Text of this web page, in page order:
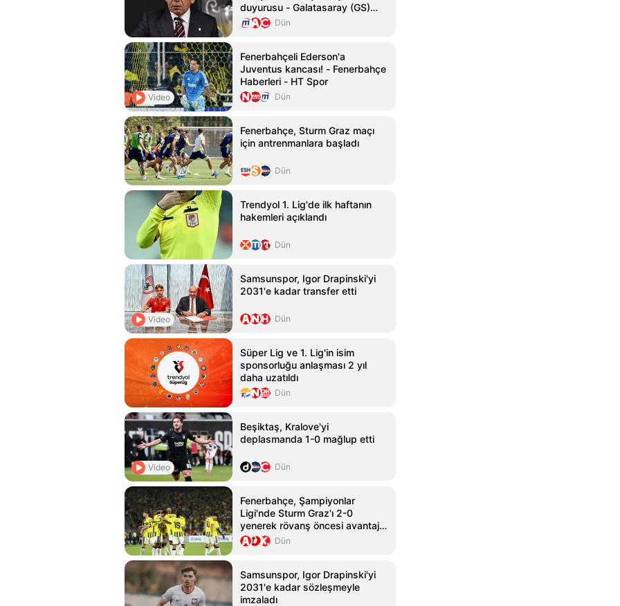
duyurusu - Galatasaray (GS)
HaberleriDün
Video
Fenerbahçeli Ederson'a
Juventus kancası! - Fenerbahçe
Haberleri - HT Spor
Dün
Fenerbahçe, Sturm Graz maçı
için antrenmanlara başladı
Dün
Trendyol 1. Lig'de ilk haftanın
hakemleri açıklandı
Dün
Video
Samsunspor, Igor Drapinski'yi
2031'e kadar transfer etti
Dün
Süper Lig ve 1. Lig'in isim
sponsorluğu anlaşması 2 yıl
daha uzatıldı
Dün
Video
Beşiktaş, Kralove'yi
deplasmanda 1-0 mağlup etti
Dün
Fenerbahçe, Şampiyonlar
Ligi'nde Sturm Graz'ı 2-0
yenerek rövanş öncesi avantaj
elde ettiDün
Samsunspor, Igor Drapinski'yi
2031'e kadar sözleşmeyle
imzaladı